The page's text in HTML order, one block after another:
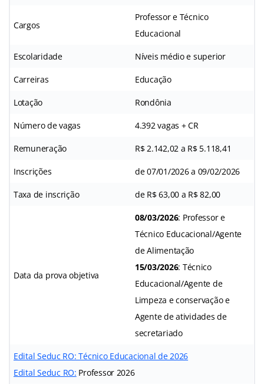
Cargos
Professor e Técnico
Educacional
Escolaridade Níveis médio e superior
Carreiras Educação
Lotação Rondônia
Número de vagas 4.392 vagas + CR
Remuneração R$ 2.142,02 a R$ 5.118,41
Inscrições de 07/01/2026 a 09/02/2026
Taxa de inscrição de R$ 63,00 a R$ 82,00
Data da prova objetiva
08/03/2026: Professor e
Técnico Educacional/Agente
de Alimentação
15/03/2026: Técnico
Educacional/Agente de
Limpeza e conservação e
Agente de atividades de
secretariado
Edital Seduc RO: Técnico Educacional de 2026
EditalSeduc RO: Professor 2026